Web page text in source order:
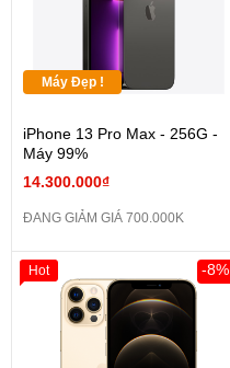
Máy Đẹp !
iPhone 13 Pro Max - 256G -
Máy 99%
14.300.000₫
ĐANG GIẢM GIÁ 700.000K
-8%
Hot